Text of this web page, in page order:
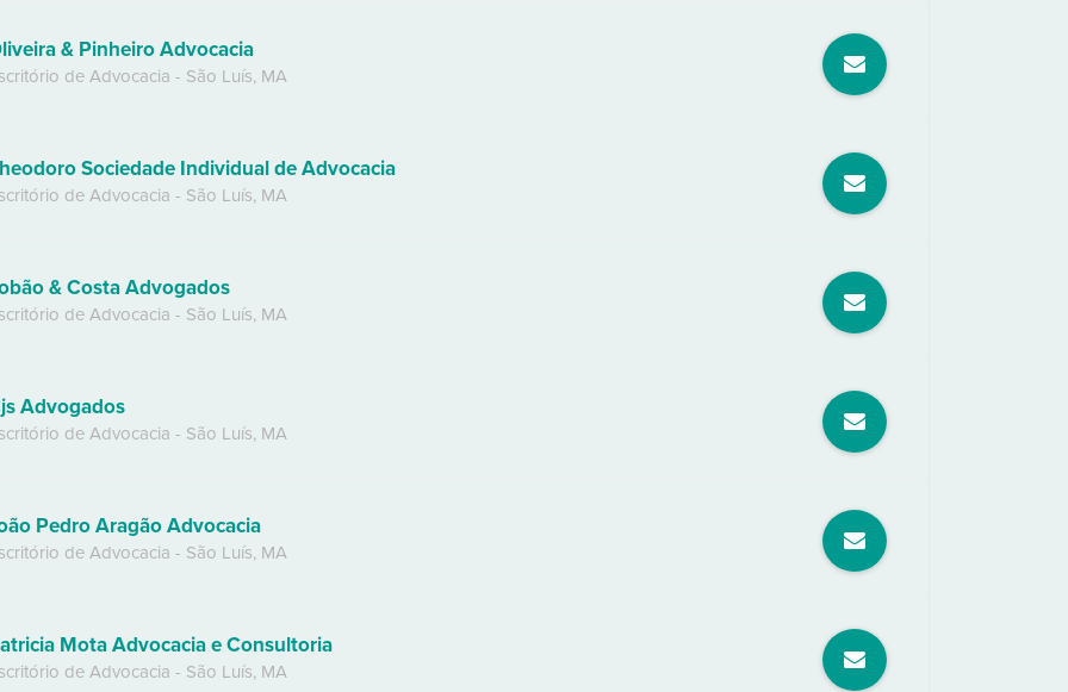
& Pinheiro Advocacia
de Advocacia - São Luís, MA
Sociedade Individual de Advocacia
de Advocacia - São Luís, MA
& Costa Advogados
de Advocacia - São Luís, MA
Advogados
de Advocacia - São Luís, MA
Pedro Aragão Advocacia
de Advocacia - São Luís, MA
Mota Advocacia e Consultoria
de Advocacia - São Luís, MA